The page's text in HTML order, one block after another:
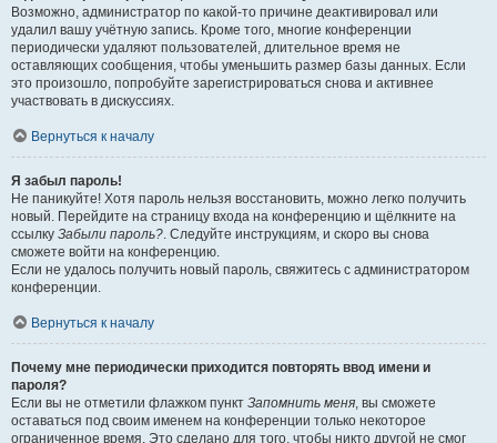
Возможно, администратор по какой-то причине деактивировал или
удалил вашу учётную запись. Кроме того, многие конференции
периодически удаляют пользователей, длительное время не
оставляющих сообщения, чтобы уменьшить размер базы данных. Если
это произошло, попробуйте зарегистрироваться снова и активнее
участвовать в дискуссиях.
Вернуться к началу
Я забыл пароль!
Не паникуйте! Хотя пароль нельзя восстановить, можно легко получить
новый. Перейдите на страницу входа на конференцию и щёлкните на
ссылку Забыли пароль?. Следуйте инструкциям, и скоро вы снова
сможете войти на конференцию.
Если не удалось получить новый пароль, свяжитесь с администратором
конференции.
Вернуться к началу
Почему мне периодически приходится повторять ввод имени и
пароля?
Если вы не отметили флажком пункт Запомнить меня, вы сможете
оставаться под своим именем на конференции только некоторое
ограниченное время. Это сделано для того, чтобы никто другой не смог